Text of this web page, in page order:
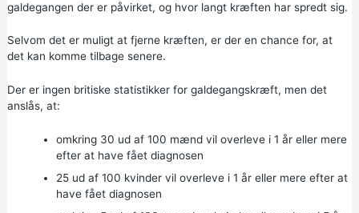
galdegangen der er påvirket, og hvor langt kræften har spredt sig.
Selvom det er muligt at fjerne kræften, er der en chance for, at
det kan komme tilbage senere.
Der er ingen britiske statistikker for galdegangskræft, men det
anslås, at:
omkring 30 ud af 100 mænd vil overleve i 1 år eller mere
efter at have fået diagnosen
25 ud af 100 kvinder vil overleve i 1 år eller mere efter at
have fået diagnosen